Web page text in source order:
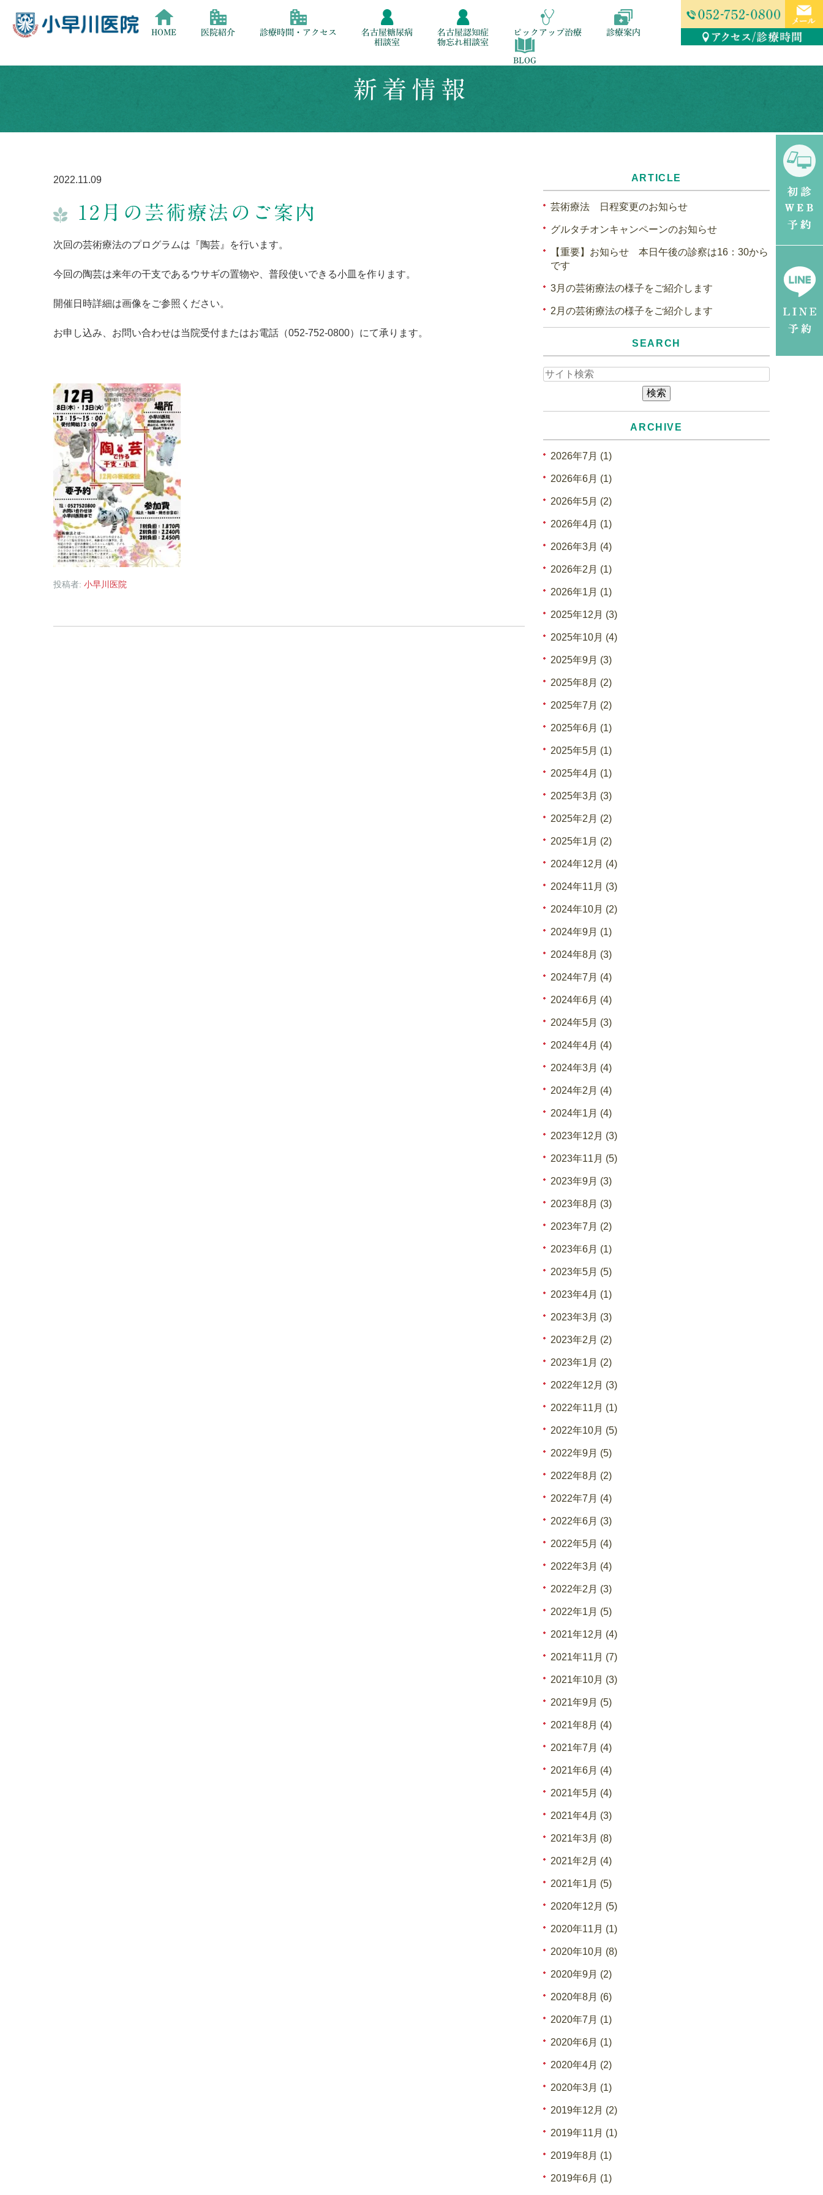
HOME 医院紹介 診療時間・アクセス
名古屋糖尿病
相談室
名古屋認知症
物忘れ相談室
ピックアップ治療 診療案内
BLOG
新着情報
2022.11.09
12月の芸術療法のご案内
次回の芸術療法のプログラムは『陶芸』を行います。
今回の陶芸は来年の干支であるウサギの置物や、普段使いできる小皿を作ります。
開催日時詳細は画像をご参照ください。
お申し込み、お問い合わせは当院受付またはお電話（052-752-0800）にて承ります。
投稿者: 小早川医院
ARTICLE
芸術療法 日程変更のお知らせ
グルタチオンキャンペーンのお知らせ
【重要】お知らせ 本日午後の診察は16：30から
です
3月の芸術療法の様子をご紹介します
2月の芸術療法の様子をご紹介します
SEARCH
ARCHIVE
2026年7月 (1)
2026年6月 (1)
2026年5月 (2)
2026年4月 (1)
2026年3月 (4)
2026年2月 (1)
2026年1月 (1)
2025年12月 (3)
2025年10月 (4)
2025年9月 (3)
2025年8月 (2)
2025年7月 (2)
2025年6月 (1)
2025年5月 (1)
2025年4月 (1)
2025年3月 (3)
2025年2月 (2)
2025年1月 (2)
2024年12月 (4)
2024年11月 (3)
2024年10月 (2)
2024年9月 (1)
2024年8月 (3)
2024年7月 (4)
2024年6月 (4)
2024年5月 (3)
2024年4月 (4)
2024年3月 (4)
2024年2月 (4)
2024年1月 (4)
2023年12月 (3)
2023年11月 (5)
2023年9月 (3)
2023年8月 (3)
2023年7月 (2)
2023年6月 (1)
2023年5月 (5)
2023年4月 (1)
2023年3月 (3)
2023年2月 (2)
2023年1月 (2)
2022年12月 (3)
2022年11月 (1)
2022年10月 (5)
2022年9月 (5)
2022年8月 (2)
2022年7月 (4)
2022年6月 (3)
2022年5月 (4)
2022年3月 (4)
2022年2月 (3)
2022年1月 (5)
2021年12月 (4)
2021年11月 (7)
2021年10月 (3)
2021年9月 (5)
2021年8月 (4)
2021年7月 (4)
2021年6月 (4)
2021年5月 (4)
2021年4月 (3)
2021年3月 (8)
2021年2月 (4)
2021年1月 (5)
2020年12月 (5)
2020年11月 (1)
2020年10月 (8)
2020年9月 (2)
2020年8月 (6)
2020年7月 (1)
2020年6月 (1)
2020年4月 (2)
2020年3月 (1)
2019年12月 (2)
2019年11月 (1)
2019年8月 (1)
2019年6月 (1)